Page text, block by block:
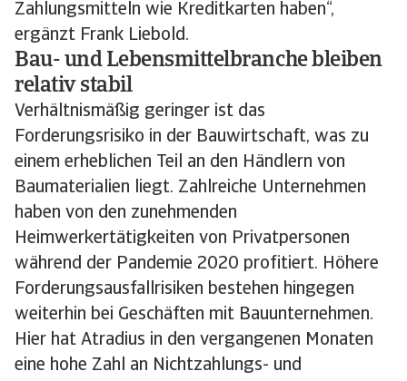
Zahlungsmitteln wie Kreditkarten haben“,
ergänzt Frank Liebold.
Bau- und Lebensmittelbranche bleiben
relativ stabil
Verhältnismäßig geringer ist das
Forderungsrisiko in der Bauwirtschaft, was zu
einem erheblichen Teil an den Händlern von
Baumaterialien liegt. Zahlreiche Unternehmen
haben von den zunehmenden
Heimwerkertätigkeiten von Privatpersonen
während der Pandemie 2020 profitiert. Höhere
Forderungsausfallrisiken bestehen hingegen
weiterhin bei Geschäften mit Bauunternehmen.
Hier hat Atradius in den vergangenen Monaten
eine hohe Zahl an Nichtzahlungs- und